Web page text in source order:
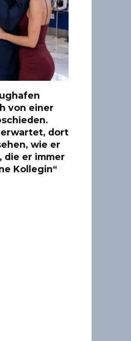
von einer
erwartet, dort
wie er
die er immer
Kollegin“